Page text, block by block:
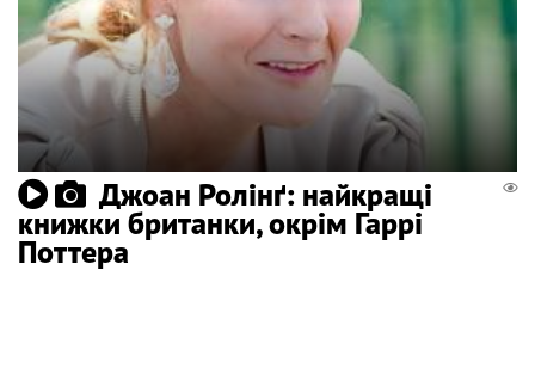
Джоан Ролінґ: найкращі
книжки британки, окрім Гаррі
Поттера